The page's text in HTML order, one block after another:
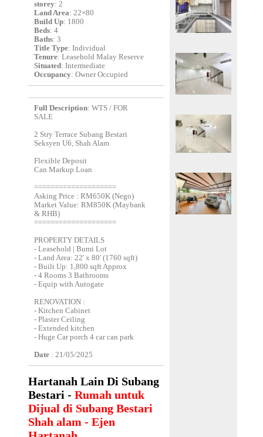
storey: 2
Land Area: 22×80
Build Up: 1800
Beds: 4
Baths: 3
Title Type: Individual
Tenure: Leasehold Malay Reserve
Situated: Intermediate
Occupancy: Owner Occupied
Full Description: WTS / FOR
SALE
2 Stry Terrace Subang Bestari
Seksyen U6, Shah Alam
Flexible Deposit
Can Markup Loan
====================
Asking Price : RM650K (Nego)
Market Value: RM850K (Maybank
& RHB)
====================
PROPERTY DETAILS
- Leasehold | Bumi Lot
- Land Area: 22' x 80' (1760 sqft)
- Built Up: 1,800 sqft Approx
- 4 Rooms 3 Bathrooms
- Equip with Autogate
RENOVATION :
- Kitchen Cabinet
- Plaster Ceiling
- Extended kitchen
- Huge Car porch 4 car can park
Date : 21/05/2025
Hartanah Lain Di Subang
Bestari -Rumah untuk
Dijual di Subang Bestari
Shah alam - Ejen